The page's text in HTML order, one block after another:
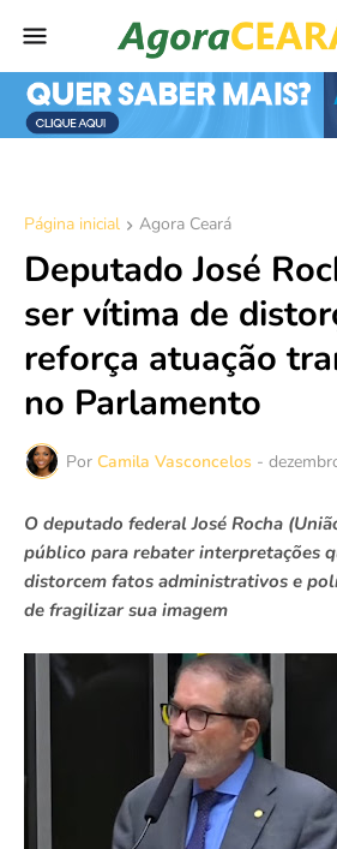
Página inicial Agora Ceará
Deputado José
ser vítima de
reforça atuação
no Parlamento
Por Camila Vasconcelos -
O deputado federal José Rocha
público para rebater interpretações
distorcem fatos administrativos e
de fragilizar sua imagem